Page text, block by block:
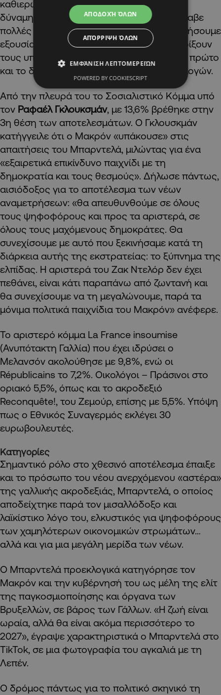
καθιερώνουν το κίνημά μας ως τη μεγάλη
δύναμη αλλαγής για τη Γαλλία» και επανέλαβε
πολλές φορές ότι «είμαστε έτοιμοι να ασκήσουμε
εξουσία», καλώντας τους Γάλλους να στηρίξουν
τους υποψηφίους του κόμματός της στον πρώτο
και το δεύτερο γύρο των βουλευτικών εκλογών.
Από την πλευρά του το Σοσιαλιστικό Κόμμα υπό
τον Ραφαέλ Γκλουκσμάν, με 13,6% βρέθηκε στην
3η θέση των αποτελεσμάτων. Ο Γκλουσκμάν
κατήγγειλε ότι ο Μακρόν «υπάκουσε» στις
απαιτήσεις του Μπαρντελά, μιλώντας για ένα
«εξαιρετικά επικίνδυνο παιχνίδι με τη
δημοκρατία και τους θεσμούς». Δήλωσε πάντως,
αισιόδοξος για το αποτέλεσμα των νέων
αναμετρήσεων: «θα απευθυνθούμε σε όλους
τους ψηφοφόρους και προς τα αριστερά, σε
όλους τους μαχόμενους δημοκράτες. Θα
συνεχίσουμε με αυτό που ξεκινήσαμε κατά τη
διάρκεια αυτής της εκστρατείας: το ξύπνημα της
ελπίδας. Η αριστερά του Ζακ Ντελόρ δεν έχει
πεθάνει, είναι κάτι παραπάνω από ζωντανή και
θα συνεχίσουμε να τη μεγαλώνουμε, παρά τα
μόνιμα πολιτικά παιχνίδια του Μακρόν» ανέφερε.
Το αριστερό κόμμα La France insoumise
(Ανυπότακτη Γαλλία) που έχει ιδρύσει ο
Μελανσόν ακολούθησε με 9,8%, ενώ οι
Républicains το 7,2%. Οικολόγοι – Πράσινοι στο
οριακό 5,5%, όπως και το ακροδεξιό
Reconquête!, του Ζεμούρ, επίσης με 5,5%. Υπόψη
πως ο Εθνικός Συναγερμός εκλέγει 30
ευρωβουλευτές.
Κατηγορίες
Σημαντικό ρόλο στο χθεσινό αποτέλεσμα έπαιξε
και το πρόσωπο του νέου ανερχόμενου «αστέρα»
της γαλλικής ακροδεξιάς, Μπαρντελά, ο οποίος
αποδείχτηκε παρά τον μισαλλόδοξο και
λαϊκίστικο λόγο του, ελκυστικός για ψηφοφόρους
των χαμηλότερων οικονομικών στρωμάτων…
αλλά και για μια μεγάλη μερίδα των νέων.
Ο Μπαρντελά προεκλογικά κατηγόρησε τον
Μακρόν και την κυβέρνησή του ως μέλη της ελίτ
της παγκοσμιοποίησης και όργανα των
Βρυξελλών, σε βάρος των Γάλλων. «Η ζωή είναι
ωραία, αλλά θα είναι ακόμα περισσότερο το
2027», έγραψε χαρακτηριστικά ο Μπαρντελά στο
TikTok, σε μια φωτογραφία του αγκαλιά με τη
Λεπέν.
Ο δρόμος πάντως για το πολιτικό σκηνικό τη
ΑΠΟΔΟΧΉ ΌΛΩΝ
ΑΠΌΡΡΙΨΗ ΌΛΩΝ
ΕΜΦΆΝΙΣΗ ΛΕΠΤΟΜΕΡΕΙΏΝ
POWERED BY COOKIESCRIPT